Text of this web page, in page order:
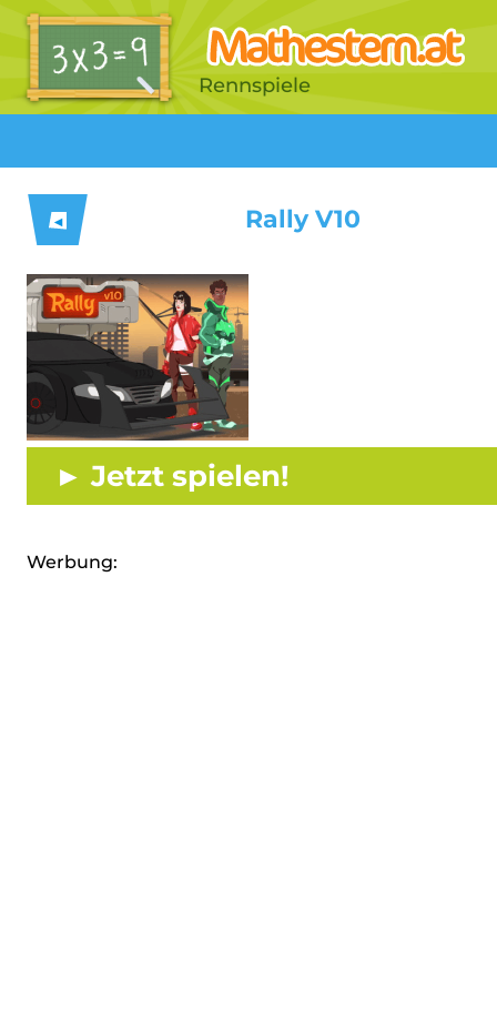
Rennspiele
◀ Rally V10
► Jetzt spielen!
Werbung: